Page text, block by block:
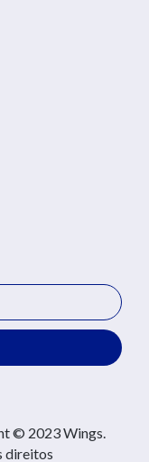
© 2023 Wings.
direitos